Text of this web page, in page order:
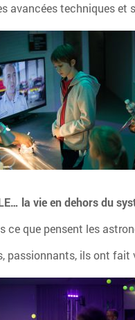
avancées techniques et
la vie en dehors du
ce que pensent les
passionnants, ils ont fait